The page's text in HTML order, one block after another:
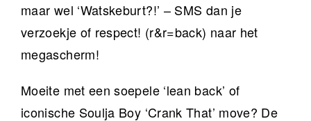
maar wel ‘Watskeburt?!’ – SMS dan je
verzoekje of respect! (r&r=back) naar het
megascherm!
Moeite met een soepele ‘lean back’ of
iconische Soulja Boy ‘Crank That’ move? De